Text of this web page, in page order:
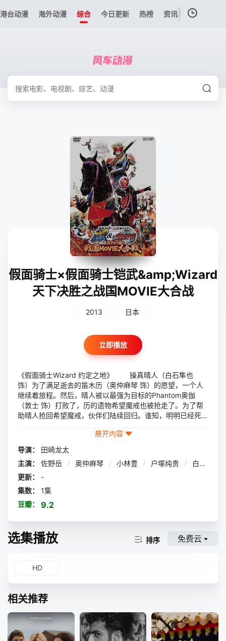
港台动漫 海外动漫 综合 今日更新 热榜 资讯
假面骑士×假面骑士铠武&amp;Wizard
天下决胜之战国MOVIE大合战
2013 日本
立即播放
《假面骑士Wizard 约定之地》 操真晴人（白石隼也
饰）为了满足逝去的笛木历（奥仲麻琴 饰）的愿望，一个人
继续着旅程。然后，晴人被以最强为目标的Phantom奥伽
（敦士 饰）打败了，历的遗物希望魔戒也被抢走了。为了帮
助晴人抢回希望魔戒，伙伴们陆续回归。谁知，明明已经死去
骑士铠武 战极大逃杀》 在泽芽市，装甲骑士们的战极决
斗正在如火如荼地展开中。突然，猪笼草怪人从时空裂缝中出
现了。混乱中，葛叶纮汰（佐野岳 饰）等骑士一同来到了另
一个世界。在那里，各种各样的假面骑士被称为武神，在各式
武将麾下帮助他们夺取天下。 Wizard也参与了这激烈的
战斗。铠武和Wizard面前，武神铠武也出现了。
展开内容
导演：
田崎龙太
主演：
佐野岳 / 奥仲麻琴 / 小林豊 / 户塚纯贵 /
白石隼也
更新：
-
集数：
1集
豆瓣：
9.2
选集播放 排序 免费云
HD
相关推荐